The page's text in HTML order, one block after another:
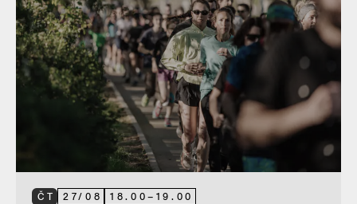
ČT 27/08 18.00– 19.00